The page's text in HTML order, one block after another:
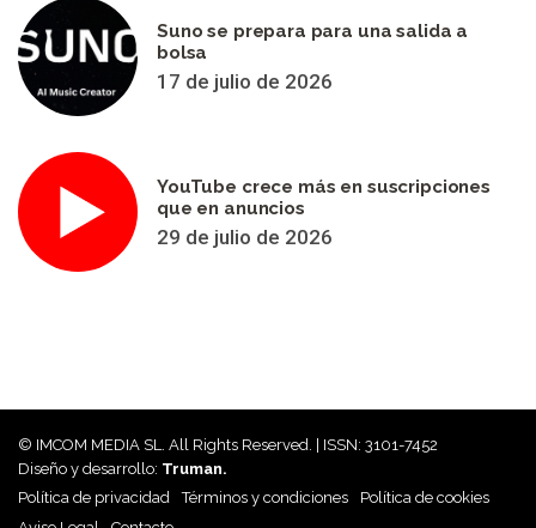
Suno se prepara para una salida a
bolsa
17 de julio de 2026
YouTube crece más en suscripciones
que en anuncios
29 de julio de 2026
© IMCOM MEDIA SL. All Rights Reserved. | ISSN: 3101-7452
Diseño y desarrollo: Truman.
Política de privacidad
Términos y condiciones
Política de cookies